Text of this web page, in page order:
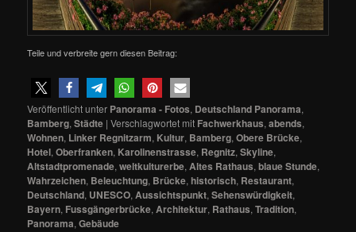
Teile und verbreite gern diesen Beitrag:
Veröffentlicht unter Panorama - Fotos, Deutschland Panorama,
Bamberg,Städte |Verschlagwortet mit Fachwerkhaus,abends,
Wohnen, Linker Regnitzarm, Kultur, Bamberg,Obere Brücke,
Hotel,Oberfranken, Karolinenstrasse, Regnitz,Skyline,
Altstadtpromenade,weltkulturerbe, Altes Rathaus,blaue Stunde,
Wahrzeichen, Beleuchtung, Brücke,historisch, Restaurant,
Deutschland, UNESCO, Aussichtspunkt,Sehenswürdigkeit,
Bayern, Fussgängerbrücke, Architektur, Rathaus,Tradition,
Panorama,Gebäude